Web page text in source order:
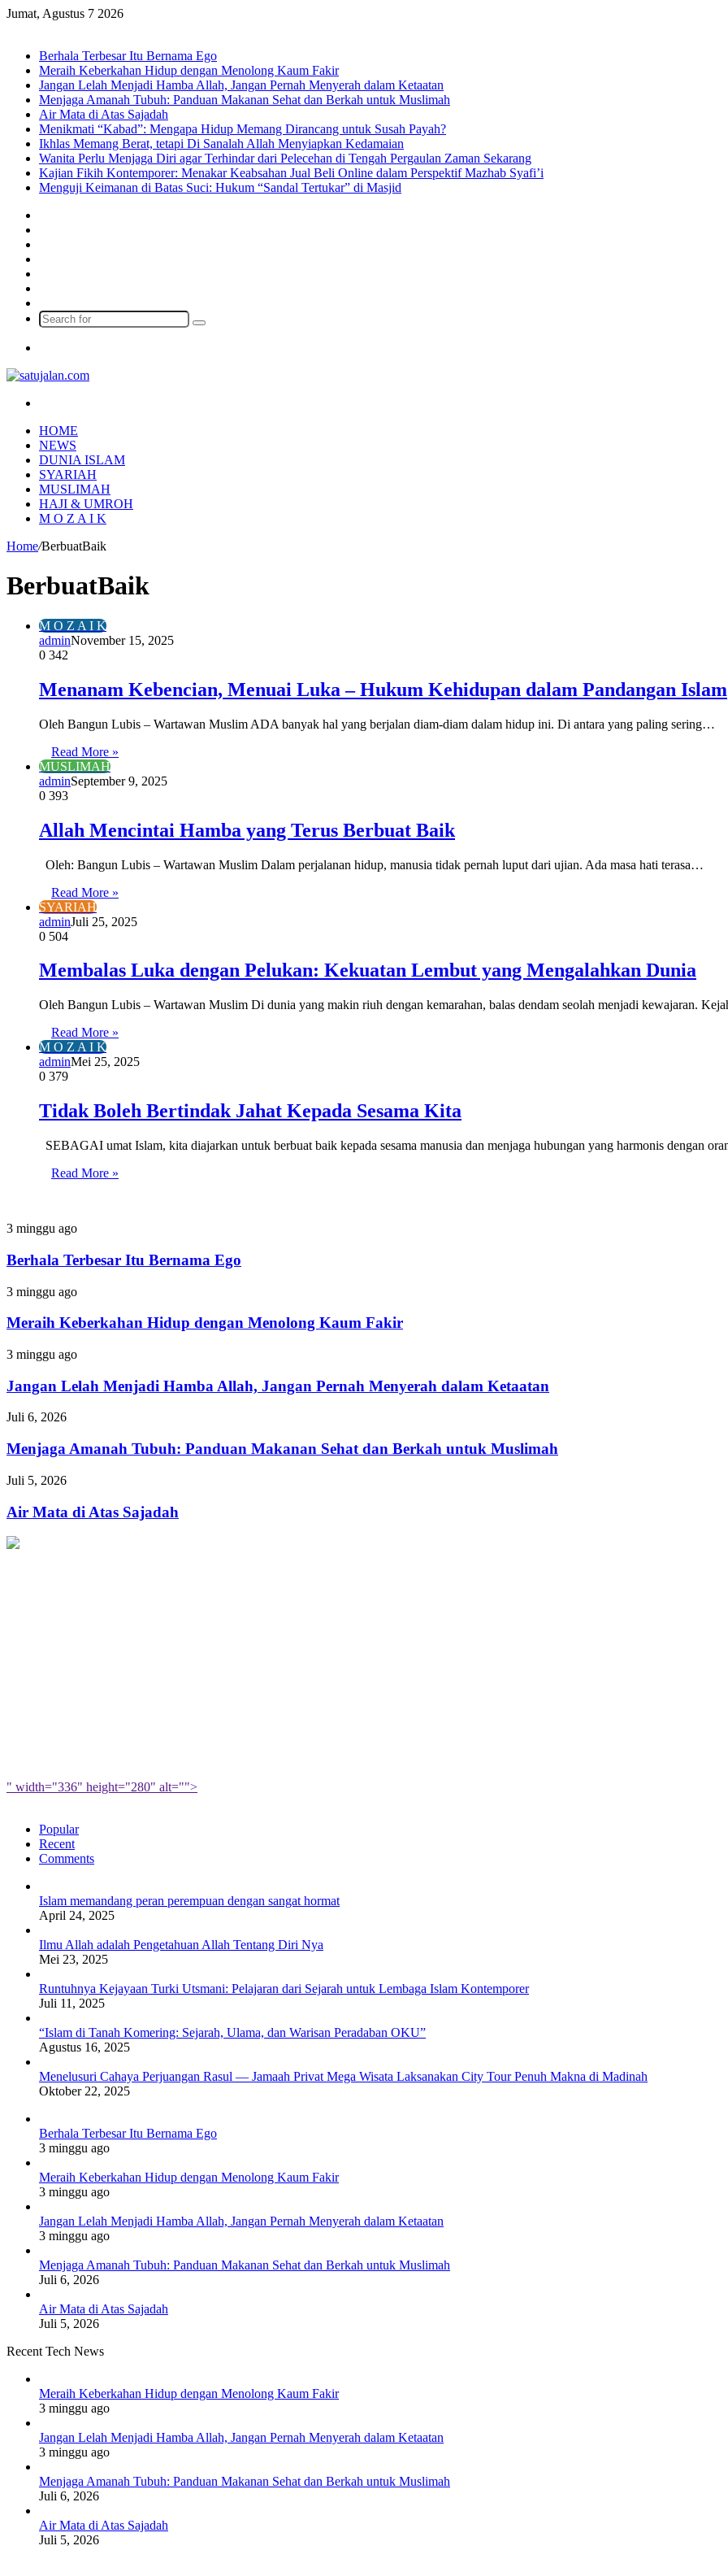
Jumat, Agustus 7 2026
Berhala Terbesar Itu Bernama Ego
Meraih Keberkahan Hidup dengan Menolong Kaum Fakir
Jangan Lelah Menjadi Hamba Allah, Jangan Pernah Menyerah dalam Ketaatan
Menjaga Amanah Tubuh: Panduan Makanan Sehat dan Berkah untuk Muslimah
Air Mata di Atas Sajadah
Menikmati “Kabad”: Mengapa Hidup Memang Dirancang untuk Susah Payah?
Ikhlas Memang Berat, tetapi Di Sanalah Allah Menyiapkan Kedamaian
Wanita Perlu Menjaga Diri agar Terhindar dari Pelecehan di Tengah Pergaulan Zaman Sekarang
Kajian Fikih Kontemporer: Menakar Keabsahan Jual Beli Online dalam Perspektif Mazhab Syafi’i
Menguji Keimanan di Batas Suci: Hukum “Sandal Tertukar” di Masjid
Search
HOME
NEWS
DUNIA ISLAM
SYARIAH
MUSLIMAH
HAJI & UMROH
M O Z A I K
Home/BerbuatBaik
BerbuatBaik
M O Z A I K
adminNovember 15, 2025
0 342
Menanam Kebencian, Menuai Luka – Hukum Kehidupan dalam Pandangan Islam
Oleh Bangun Lubis – Wartawan Muslim ADA banyak hal yang berjalan diam-diam dalam hidup ini. Di antara yang paling sering…
Read More »
MUSLIMAH
adminSeptember 9, 2025
0 393
Allah Mencintai Hamba yang Terus Berbuat Baik
Oleh: Bangun Lubis – Wartawan Muslim Dalam perjalanan hidup, manusia tidak pernah luput dari ujian. Ada masa hati terasa…
Read More »
SYARIAH
adminJuli 25, 2025
0 504
Membalas Luka dengan Pelukan: Kekuatan Lembut yang Mengalahkan Dunia
Oleh Bangun Lubis – Wartawan Muslim Di dunia yang makin riuh dengan kemarahan, balas dendam seolah menjadi kewajaran.
Read More »
M O Z A I K
adminMei 25, 2025
0 379
Tidak Boleh Bertindak Jahat Kepada Sesama Kita
SEBAGAI umat Islam, kita diajarkan untuk berbuat baik kepada sesama manusia dan menjaga hubungan yang harmonis dengan
Read More »
Berhala
Itu
Bernama
Ego
3 minggu ago
Berhala Terbesar Itu Bernama Ego
Meraih
Hidup
Menolong
Kaum
Fakir
3 minggu ago
Meraih Keberkahan Hidup dengan Menolong Kaum Fakir
Jangan
Menjadi
Hamba
Allah,
Jangan
Pernah
Menyerah
Ketaatan
3 minggu ago
Jangan Lelah Menjadi Hamba Allah, Jangan Pernah Menyerah dalam Ketaatan
Menjaga
Tubuh:
Panduan
Makanan
Sehat
dan
Berkah
untuk
Muslimah
Juli 6, 2026
Menjaga Amanah Tubuh: Panduan Makanan Sehat dan Berkah untuk Muslimah
Air
di
Atas
Sajadah
Juli 5, 2026
Air Mata di Atas Sajadah
" width="336" height="280" alt="">
Popular
Recent
Comments
Islam memandang peran perempuan dengan sangat hormat
April 24, 2025
Ilmu Allah adalah Pengetahuan Allah Tentang Diri Nya
Mei 23, 2025
Runtuhnya Kejayaan Turki Utsmani: Pelajaran dari Sejarah untuk Lembaga Islam Kontemporer
Juli 11, 2025
“Islam di Tanah Komering: Sejarah, Ulama, dan Warisan Peradaban OKU”
Agustus 16, 2025
Menelusuri Cahaya Perjuangan Rasul — Jamaah Privat Mega Wisata Laksanakan City Tour Penuh Makna di Madinah
Oktober 22, 2025
Berhala Terbesar Itu Bernama Ego
3 minggu ago
Meraih Keberkahan Hidup dengan Menolong Kaum Fakir
3 minggu ago
Jangan Lelah Menjadi Hamba Allah, Jangan Pernah Menyerah dalam Ketaatan
3 minggu ago
Menjaga Amanah Tubuh: Panduan Makanan Sehat dan Berkah untuk Muslimah
Juli 6, 2026
Air Mata di Atas Sajadah
Juli 5, 2026
Recent Tech News
Meraih Keberkahan Hidup dengan Menolong Kaum Fakir
3 minggu ago
Jangan Lelah Menjadi Hamba Allah, Jangan Pernah Menyerah dalam Ketaatan
3 minggu ago
Menjaga Amanah Tubuh: Panduan Makanan Sehat dan Berkah untuk Muslimah
Juli 6, 2026
Air Mata di Atas Sajadah
Juli 5, 2026